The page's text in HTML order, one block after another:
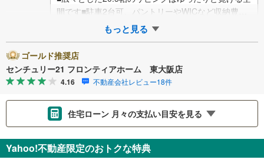
間です■駐車2台可、パントリーやWICなど収納豊富
特徴・家事効率を上げる食器…
もっと見る
ゴールド推奨店
センチュリー21 フロンティアホーム 東大阪店
4.16 不動産会社レビュー18件
住宅ローン 月々の支払い目安を見る
Yahoo!不動産限定のおトクな特典